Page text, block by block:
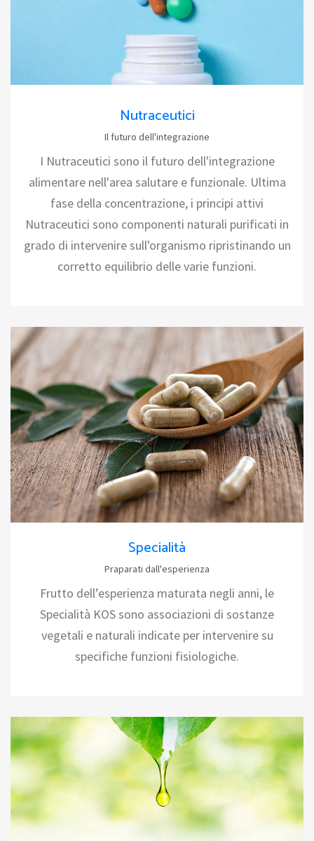
Nutraceutici
Il futuro dell'integrazione
I Nutraceutici sono il futuro dell'integrazione
alimentare nell'area salutare e funzionale. Ultima
fase della concentrazione, i principi attivi
Nutraceutici sono componenti naturali purificati in
grado di intervenire sull'organismo ripristinando un
corretto equilibrio delle varie funzioni.
Specialità
Praparati dall'esperienza
Frutto dell’esperienza maturata negli anni, le
Specialità KOS sono associazioni di sostanze
vegetali e naturali indicate per intervenire su
specifiche funzioni fisiologiche.